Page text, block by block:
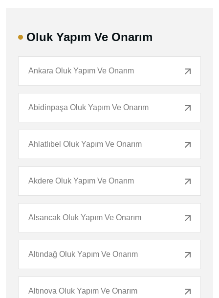
Oluk Yapım Ve Onarım
Ankara Oluk Yapım Ve Onarım
Abidinpaşa Oluk Yapım Ve Onarım
Ahlatlıbel Oluk Yapım Ve Onarım
Akdere Oluk Yapım Ve Onarım
Alsancak Oluk Yapım Ve Onarım
Altındağ Oluk Yapım Ve Onarım
Altınova Oluk Yapım Ve Onarım